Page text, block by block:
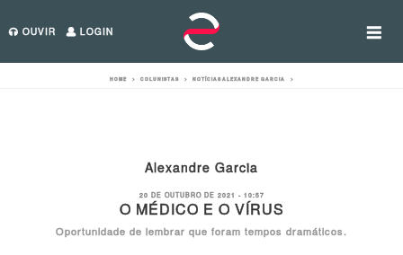
OUVIR LOGIN
HOME > COLUNISTAS > Categorias
NOTÍCIASColunistas
ALEXANDRE GARCIA >
Alexandre Garcia
20 DE OUTUBRO DE 2021 - 10:57
O MÉDICO E O VÍRUS
Oportunidade de lembrar que foram tempos dramáticos.